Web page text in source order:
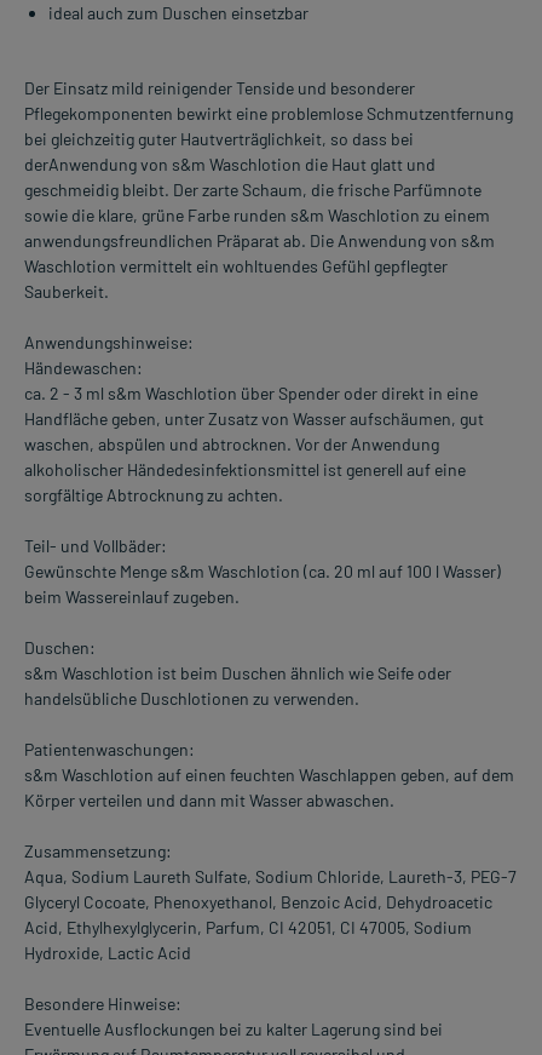
ideal auch zum Duschen einsetzbar
Der Einsatz mild reinigender Tenside und besonderer
Pflegekomponenten bewirkt eine problemlose Schmutzentfernung
bei gleichzeitig guter Hautverträglichkeit, so dass bei
derAnwendung von s&m Waschlotion die Haut glatt und
geschmeidig bleibt. Der zarte Schaum, die frische Parfümnote
sowie die klare, grüne Farbe runden s&m Waschlotion zu einem
anwendungsfreundlichen Präparat ab. Die Anwendung von s&m
Waschlotion vermittelt ein wohltuendes Gefühl gepflegter
Sauberkeit.
Anwendungshinweise:
Händewaschen:
ca. 2 - 3 ml s&m Waschlotion über Spender oder direkt in eine
Handfläche geben, unter Zusatz von Wasser aufschäumen, gut
waschen, abspülen und abtrocknen. Vor der Anwendung
alkoholischer Händedesinfektionsmittel ist generell auf eine
sorgfältige Abtrocknung zu achten.
Teil- und Vollbäder:
Gewünschte Menge s&m Waschlotion (ca. 20 ml auf 100 l Wasser)
beim Wassereinlauf zugeben.
Duschen:
s&m Waschlotion ist beim Duschen ähnlich wie Seife oder
handelsübliche Duschlotionen zu verwenden.
Patientenwaschungen:
s&m Waschlotion auf einen feuchten Waschlappen geben, auf dem
Körper verteilen und dann mit Wasser abwaschen.
Zusammensetzung:
Aqua, Sodium Laureth Sulfate, Sodium Chloride, Laureth-3, PEG-7
Glyceryl Cocoate, Phenoxyethanol, Benzoic Acid, Dehydroacetic
Acid, Ethylhexylglycerin, Parfum, CI 42051, CI 47005, Sodium
Hydroxide, Lactic Acid
Besondere Hinweise:
Eventuelle Ausflockungen bei zu kalter Lagerung sind bei